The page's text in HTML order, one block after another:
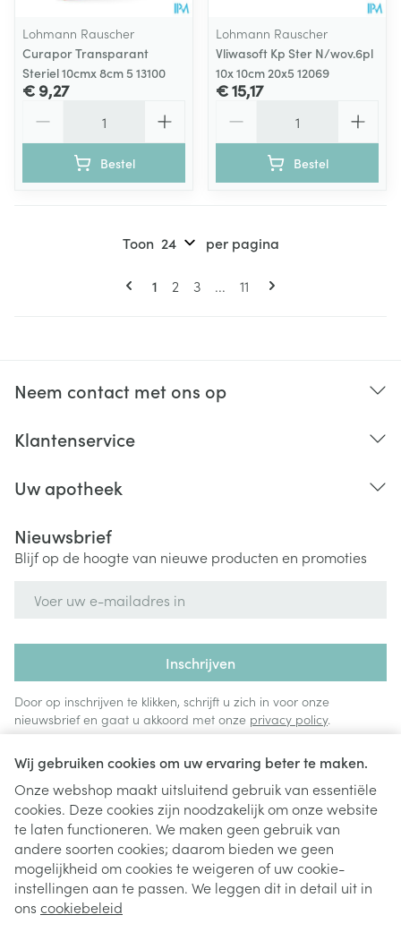
Wij gebruiken cookies om uw ervaring beter te maken.
Onze webshop maakt uitsluitend gebruik van essentiële
cookies. Deze cookies zijn noodzakelijk om onze website
te laten functioneren. We maken geen gebruik van
andere soorten cookies; daarom bieden we geen
mogelijkheid om cookies te weigeren of uw cookie-
instellingen aan te passen. We leggen dit in detail uit in
ons cookiebeleid
Lohmann Rauscher
Curapor Transparant
Steriel 10cmx 8cm 5 13100
€ 9,27
Bestel
Lohmann Rauscher
Vliwasoft Kp Ster N/wov.6pl
10x 10cm 20x5 12069
€ 15,17
Bestel
Pagina's
U lees momenteel pagina
1 Pagina
2 Pagina
3 ... Pagina
11
Toon per pagina
Neem contact met ons op
Klantenservice
Uw apotheek
Nieuwsbrief
Blijf op de hoogte van nieuwe producten en promoties
Inschrijven
Door op inschrijven te klikken, schrijft u zich in voor onze
nieuwsbrief en gaat u akkoord met onze privacy policy.
Juridische links